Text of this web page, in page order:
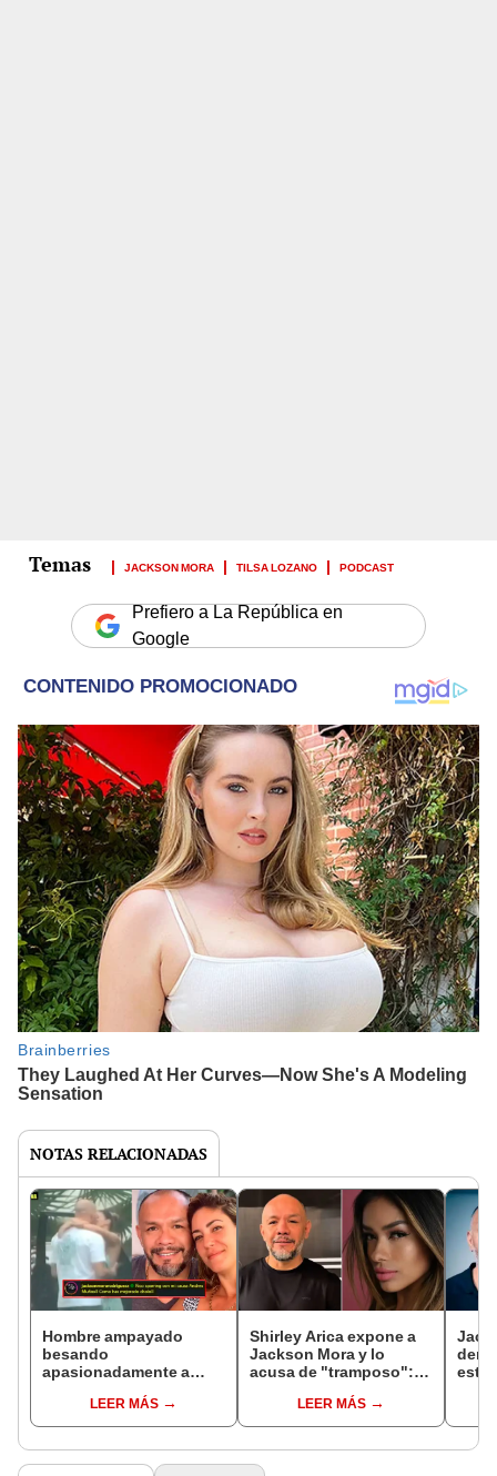
JACKSON MORA TILSA LOZANO PODCAST
Prefiero a La República en
Google
NOTAS RELACIONADAS
Hombre ampayado
besando
apasionadamente a
es muy amigo de
Jackson Mora: "Hemos
LEER MÁS
Shirley Arica expone a
Jackson Mora y lo
acusa de "tramposo":
escribe"LEER MÁS